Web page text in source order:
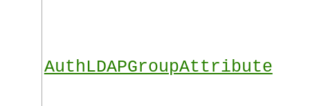
AuthLDAPGroupAttribute